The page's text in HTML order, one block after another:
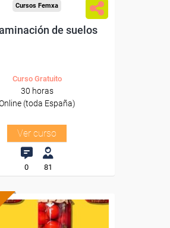
Cursos Femxa
de suelos
Curso Gratuito
30 horas
(toda España)
Ver curso
0 81